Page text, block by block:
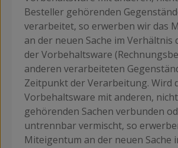
Besteller gehörenden
verarbeitet, so erwerben wir das
an der neuen Sache im Verhältnis
der Vorbehaltsware
anderen verarbeiteten
Zeitpunkt der Verarbeitung. Wird
Vorbehaltsware mit anderen,
gehörenden Sachen verbunden
untrennbar vermischt, so
Miteigentum an der neuen Sache